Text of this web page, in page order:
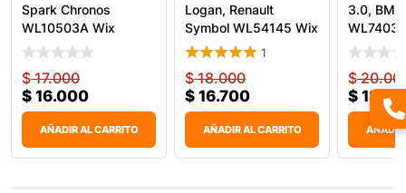
Spark Chronos
WL10503A Wix
$17.000
$ 16.000
AÑADIR AL CARRITO
Logan, Renault
Symbol WL54145 Wix
1
$18.000
$ 16.700
AÑADIR AL CARRITO
3.0,
WL7403
$
$
AÑADIR